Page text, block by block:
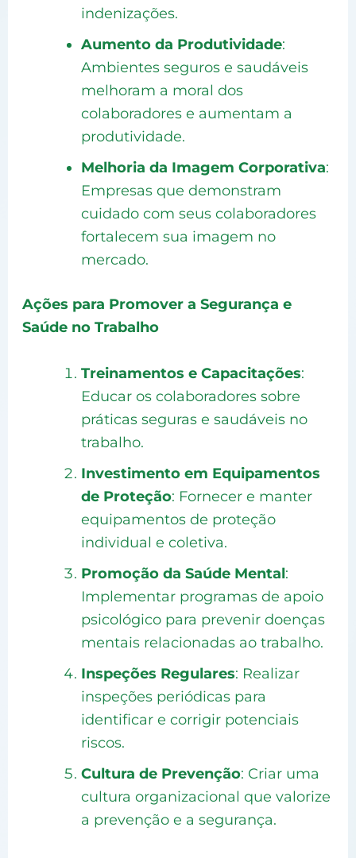
indenizações.
Aumento da Produtividade:
Ambientes seguros e saudáveis
melhoram a moral dos
colaboradores e aumentam a
produtividade.
Melhoria da Imagem Corporativa:
Empresas que demonstram
cuidado com seus colaboradores
fortalecem sua imagem no
mercado.
Ações para Promover a Segurança e
Saúde no Trabalho
Treinamentos e Capacitações:
Educar os colaboradores sobre
práticas seguras e saudáveis no
trabalho.
Investimento em Equipamentos
de Proteção: Fornecer e manter
equipamentos de proteção
individual e coletiva.
Promoção da Saúde Mental:
Implementar programas de apoio
psicológico para prevenir doenças
mentais relacionadas ao trabalho.
Inspeções Regulares: Realizar
inspeções periódicas para
identificar e corrigir potenciais
riscos.
Cultura de Prevenção: Criar uma
cultura organizacional que valorize
a prevenção e a segurança.